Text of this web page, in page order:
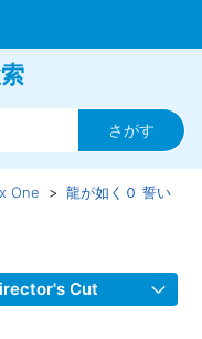
One
龍が如く０ 誓い
Cut